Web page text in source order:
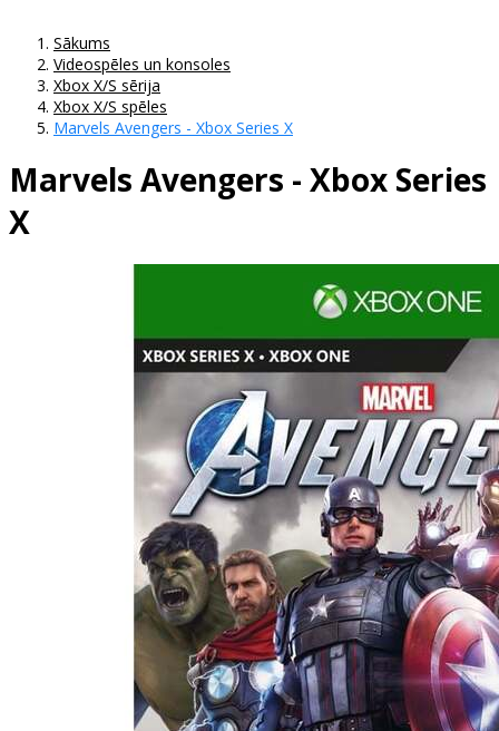
Sākums
Videospēles un konsoles
Xbox X/S sērija
Xbox X/S spēles
Marvels Avengers - Xbox Series X
Marvels Avengers - Xbox Series
X